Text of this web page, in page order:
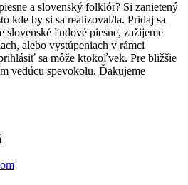
a slovenský folklór? Si zanietený
kde by si sa realizoval/la. Pridaj sa
slovenské ľudové piesne, zažijeme
alebo vystúpeniach v rámci
sa môže ktokoľvek. Pre bližšie
vedúcu spevokolu. Ďakujeme